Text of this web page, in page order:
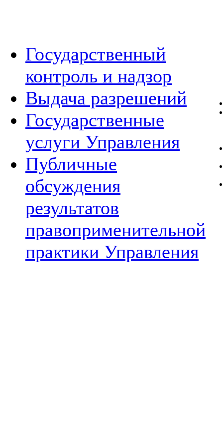
Государственный
контроль и надзор
Выдача разрешений
Государственные
услуги Управления
Публичные
обсуждения
результатов
правоприменительной
практики Управления